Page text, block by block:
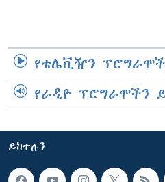
የቴሌቪዥን
የራዲዮ ፕሮግራሞችን
ይከተሉን